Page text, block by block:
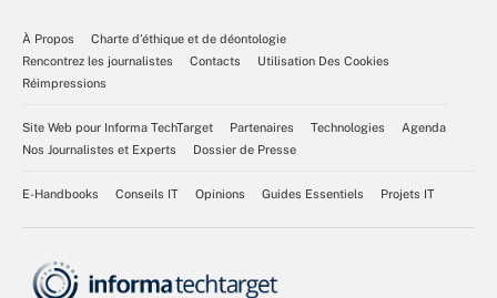
À Propos
Charte d’éthique et de déontologie
Rencontrez les journalistes
Contacts
Utilisation Des Cookies
Réimpressions
Site Web pour Informa TechTarget Partenaires Technologies
Agenda
Nos Journalistes et Experts
Dossier de Presse
E-Handbooks Conseils IT Opinions Guides Essentiels Projets IT